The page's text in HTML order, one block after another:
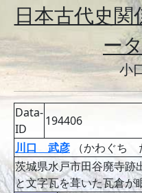
日本古代史
ー
小
Data-
ID
194406
川口 武彦 （かわぐち
茨城県水戸市田谷廃寺跡
と文字瓦を葺いた瓦倉が